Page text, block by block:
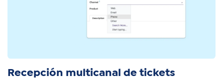
Recepción multicanal de tickets